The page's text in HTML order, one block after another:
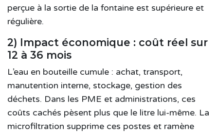
perçue à la sortie de la fontaine est supérieure et
régulière.
2) Impact économique : coût réel sur
12 à 36 mois
L’eau en bouteille cumule : achat, transport,
manutention interne, stockage, gestion des
déchets. Dans les PME et administrations, ces
coûts cachés pèsent plus que le litre lui-même. La
microfiltration supprime ces postes et ramène